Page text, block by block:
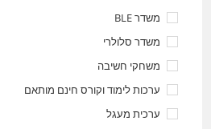
משדר BLE
משדר סלולרי
משחקי חשיבה
ערכות לימוד וקורס חינם מותאם
ערכית מעגל